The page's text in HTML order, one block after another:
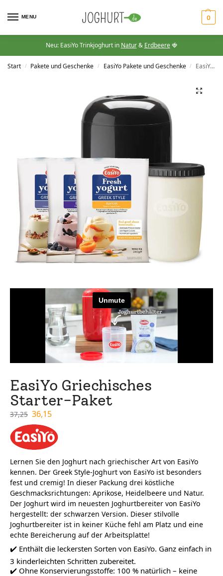
MENU 0
Neu: EasiYo Trinkjoghurt in Natur& Erdbeere🍓
Start / Pakete und Geschenke / EasiYo Pakete und Geschenke / EasiYo Griechisches Starter-Paket
EasiYo Griechisches
Starter-Paket
37,25 36,15
Lernen Sie den Joghurt nach griechischer Art von EasiYo
kennen. Der Greek Style-Joghurt von EasiYo ist besonders
fest und cremig! In dieser Packung drei köstliche
Geschmacksrichtungen: Aprikose, Heidelbeere und Natur.
Der Joghurt wird im neuesten Joghurtbereiter von EasiYo
hergestellt: der schwarzen Version. Dieser stilvolle
Joghurtbereiter ist in keiner Küche fehl am Platz und eine
echte Bereicherung auf der Arbeitsplatte!
✔️ Enthält die leckersten Sorten von EasiYo. Ganz einfach in
3 kinderleichten Schritten zubereitet.
✔️ Ohne Konservierungsstoffe: 100 % natürlich – keine